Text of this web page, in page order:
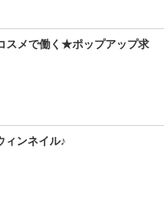
スメで働く★ポップアップ求
ィンネイル♪